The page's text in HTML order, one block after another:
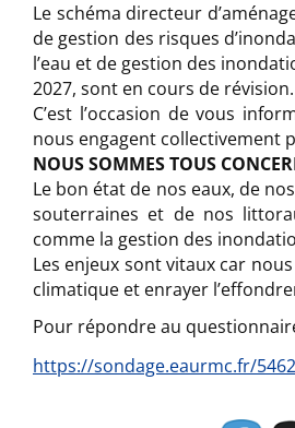
Le schéma directeur
de gestion des risques
l’eau et de gestion des
2027, sont en cours de révision.
C’est l’occasion de vous
nous engagent collectivement
NOUS SOMMES TOUS
Le bon état de nos eaux, de
souterraines et de nos
comme la gestion des
Les enjeux sont vitaux car
climatique et enrayer
Pour répondre au
https://sondage.eaurmc.fr/